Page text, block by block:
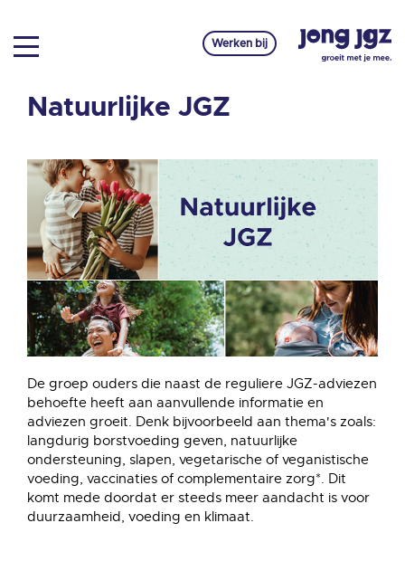
Natuurlijke JGZ
De groep ouders die naast de reguliere JGZ-adviezen
behoefte heeft aan aanvullende informatie en
adviezen groeit. Denk bijvoorbeeld aan thema's zoals:
langdurig borstvoeding geven, natuurlijke
ondersteuning, slapen, vegetarische of veganistische
voeding, vaccinaties of complementaire zorg*. Dit
komt mede doordat er steeds meer aandacht is voor
duurzaamheid, voeding en klimaat.
Werken bij